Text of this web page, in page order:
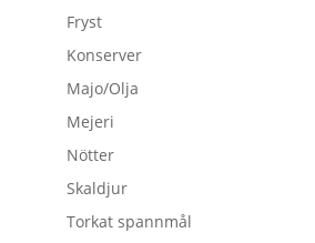
Fryst
Konserver
Majo/Olja
Mejeri
Nötter
Skaldjur
Torkat spannmål